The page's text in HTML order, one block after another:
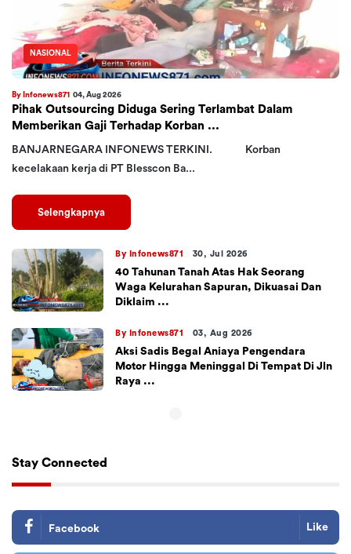
NASIONAL
By Infonews871 04, Aug 2026
Pihak Outsourcing Diduga Sering Terlambat Dalam
Memberikan Gaji Terhadap Korban ...
BANJARNEGARA INFONEWS TERKINI. Korban
kecelakaan kerja di PT Blesscon Ba...
Selengkapnya
By Infonews871 30, Jul 2026
40 Tahunan Tanah Atas Hak Seorang
Waga Kelurahan Sapuran, Dikuasai Dan
Diklaim ...
By Infonews871 03, Aug 2026
Aksi Sadis Begal Aniaya Pengendara
Motor Hingga Meninggal Di Tempat Di Jln
Raya ...
Stay Connected
Facebook Like